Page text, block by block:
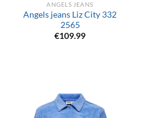
ANGELS JEANS
Angels jeans Liz City 332
2565
€109.99